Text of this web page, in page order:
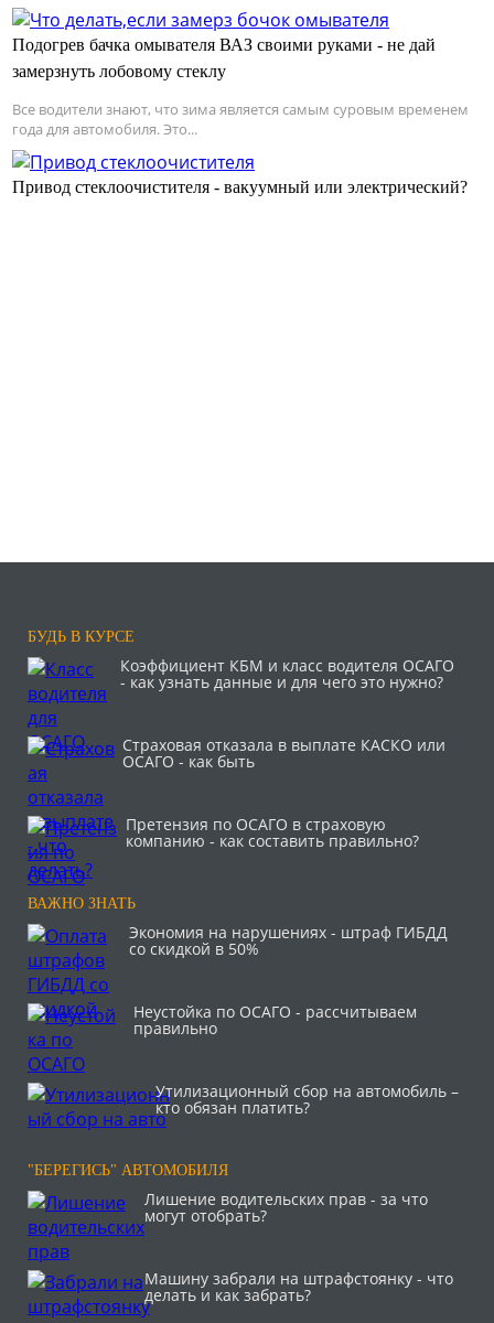
Подогрев бачка омывателя ВАЗ своими руками - не дай
замерзнуть лобовому стеклу
Все водители знают, что зима является самым суровым временем
года для автомобиля. Это...
Привод стеклоочистителя - вакуумный или электрический?
БУДЬ В КУРСЕ
Коэффициент КБМ и класс водителя ОСАГО
- как узнать данные и для чего это нужно?
Страховая отказала в выплате КАСКО или
ОСАГО - как быть
Претензия по ОСАГО в страховую
компанию - как составить правильно?
ВАЖНО ЗНАТЬ
Экономия на нарушениях - штраф ГИБДД
со скидкой в 50%
Неустойка по ОСАГО - рассчитываем
правильно
Утилизационный сбор на автомобиль –
кто обязан платить?
"БЕРЕГИСЬ" АВТОМОБИЛЯ
Лишение водительских прав - за что
могут отобрать?
Машину забрали на штрафстоянку - что
делать и как забрать?